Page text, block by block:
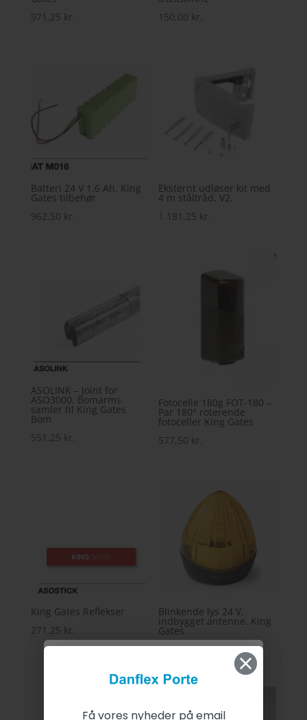
971,25 kr.
150,00 kr.
Batteri 24 V 1.6 Ah. King
Gates tilbehør
962,50 kr.
Eksternt udløser kit med
4 m ståltråd. V2.
1.181,25 kr.
ASOLINK – Joint for
ASO3000. Bomarms
samler til King Gates
Bom
551,25 kr.
Fotocelle 180g FOT-180 –
Par 180° roterende
fotoceller King Gates
577,50 kr.
King Gates Reflekser
271,25 kr.
Blinkende lys 24 V,
indbygget antenne. King
Gates
420,00kr.
Få vores nyheder på email